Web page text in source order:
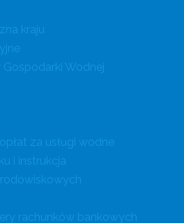
kraju
Wodnej
za usługi wodne
i instrukcja
rachunków bankowych